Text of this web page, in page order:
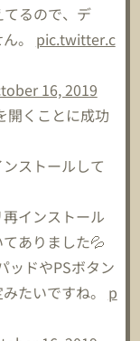
るので、デ
。 pic.twitter.c
16, 2019
開くことに成功
ストールして
インストール
ありました💦
ッドやPSボタン
たいですね。 p